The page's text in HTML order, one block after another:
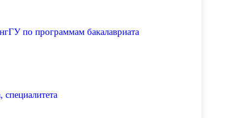
по программам бакалавриата